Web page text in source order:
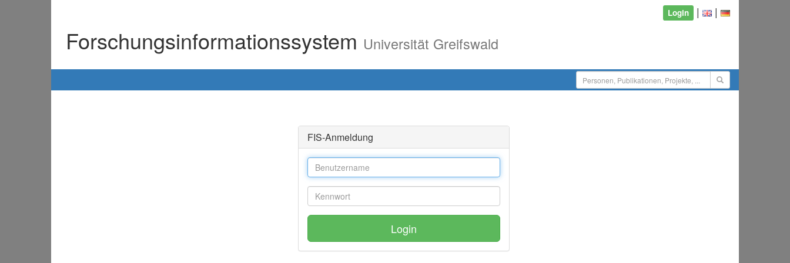
Login | |
Forschungsinformationssystem Universität Greifswald
FIS-Anmeldung